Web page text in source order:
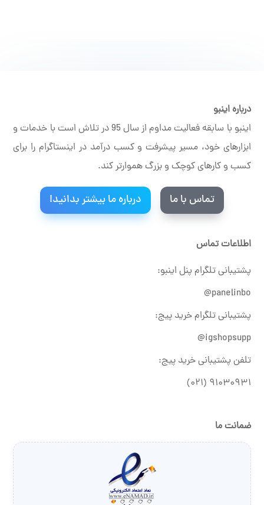
درباره اینبو
اینبو با سابقه فعالیت مداوم از سال 95 در تلاش است با خدمات و
ابزارهای خود، مسیر پیشرفت و کسب درآمد در اینستاگرام را برای
کسب و کارهای کوچک و بزرگ هموارتر کند.
تماس با ما درباره ما بیشتر بدانید!
اطلاعات تماس
پشتیبانی تلگرام پنل اینبو:
panelinbo@
پشتیبانی تلگرام خرید پیج:
igshopsupp@
تلفن پشتیبانی خرید پیج:
۹۱۰۳۰۹۳۱ (۰۲۱)
ضمانت ما